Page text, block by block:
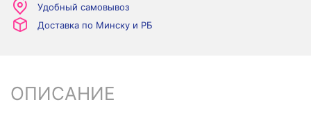
Удобный самовывоз
Доставка по Минску и РБ
ОПИСАНИЕ